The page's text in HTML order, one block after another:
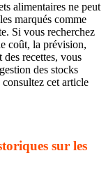
alimentaires ne peut
marqués comme
Si vous recherchez
coût, la prévision,
des recettes, vous
des stocks
cet article
sur les